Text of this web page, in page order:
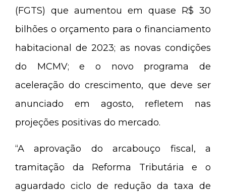
(FGTS) que aumentou em quase R$ 30
bilhões o orçamento para o financiamento
habitacional de 2023; as novas condições
do MCMV; e o novo programa de
aceleração do crescimento, que deve ser
anunciado em agosto, refletem nas
projeções positivas do mercado.
“A aprovação do arcabouço fiscal, a
tramitação da Reforma Tributária e o
aguardado ciclo de redução da taxa de